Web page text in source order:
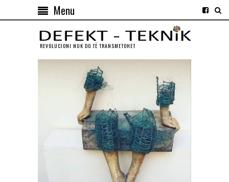
Menu
REVOLUCIONI NUK DO TЁ TRANSMETOHET